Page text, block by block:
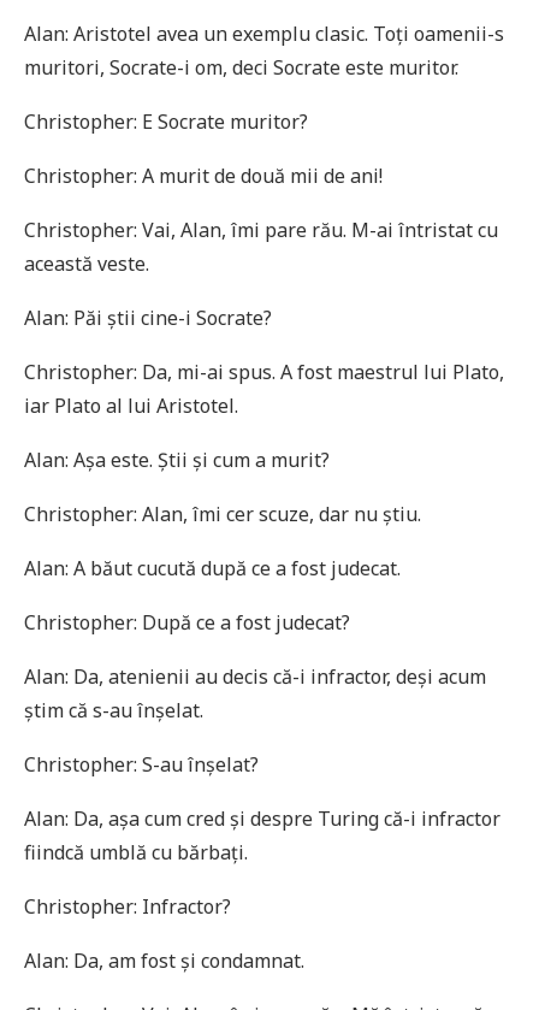
Alan: Aristotel avea un exemplu clasic. Toți oamenii-s
muritori, Socrate-i om, deci Socrate este muritor.
Christopher: E Socrate muritor?
Christopher: A murit de două mii de ani!
Christopher: Vai, Alan, îmi pare rău. M-ai întristat cu
această veste.
Alan: Păi știi cine-i Socrate?
Christopher: Da, mi-ai spus. A fost maestrul lui Plato,
iar Plato al lui Aristotel.
Alan: Așa este. Știi și cum a murit?
Christopher: Alan, îmi cer scuze, dar nu știu.
Alan: A băut cucută după ce a fost judecat.
Christopher: După ce a fost judecat?
Alan: Da, atenienii au decis că-i infractor, deși acum
știm că s-au înșelat.
Christopher: S-au înșelat?
Alan: Da, așa cum cred și despre Turing că-i infractor
fiindcă umblă cu bărbați.
Christopher: Infractor?
Alan: Da, am fost și condamnat.